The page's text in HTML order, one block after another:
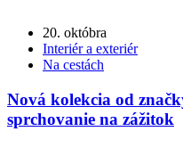
20. októbra
Interiér a exteriér
Na cestách
Nová kolekcia od
sprchovanie na zážitok